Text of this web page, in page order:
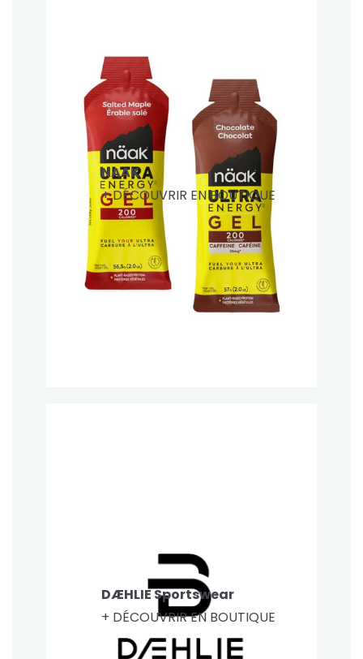
NAAK
+ DÉCOUVRIR EN BOUTIQUE
DÆHLIE Sportswear
+ DÉCOUVRIR EN BOUTIQUE